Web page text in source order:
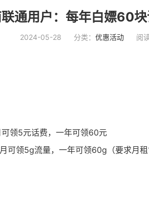
通用户：每年白嫖60
2024-05-28 分类： 优惠活动 阅
领5元话费，一年可领60元
可领5g流量，一年可领60g（要求月租